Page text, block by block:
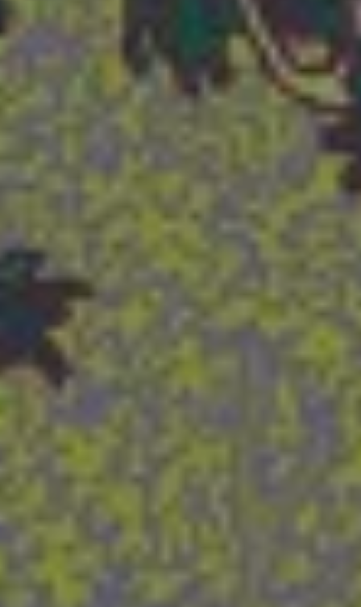
Führungen durch die Oper